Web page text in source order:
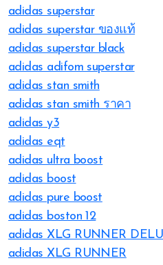
adidas superstar
adidas superstar ของแท้
adidas superstar black
adidas adifom superstar
adidas stan smith
adidas stan smith ราคา
adidas y3
adidas eqt
adidas ultra boost
adidas boost
adidas pure boost
adidas boston 12
adidas XLG RUNNER
adidas XLG RUNNER